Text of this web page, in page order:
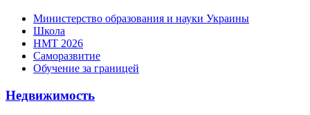
Министерство образования и науки Украины
Школа
НМТ 2026
Саморазвитие
Обучение за границей
Недвижимость